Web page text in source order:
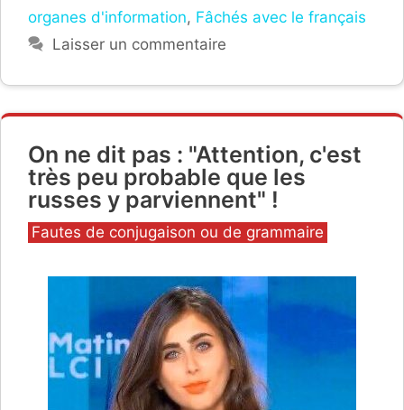
organes d'information, Fâchés avec le français
Laisser un commentaire
On ne dit pas : "Attention, c'est
très peu probable que les
russes y parviennent" !
Catégories
Fautes de conjugaison ou de grammaire